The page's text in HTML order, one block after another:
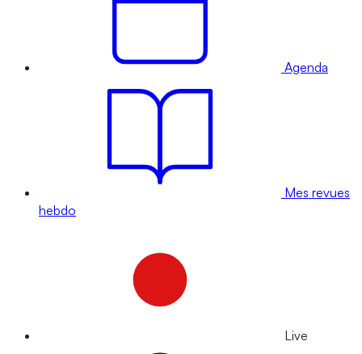
Agenda
Mes revues
hebdo
Live